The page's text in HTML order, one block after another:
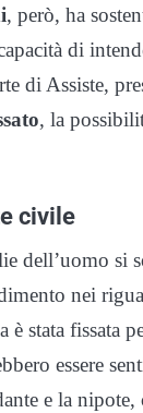
, però, ha
di
di Assiste,
, la
civile
dell’uomo si
nei
è stata fissata
essere
e la